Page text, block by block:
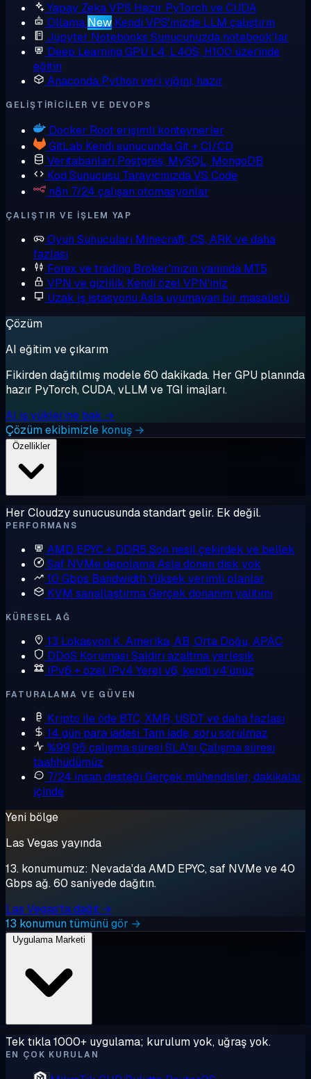
Yapay Zeka VPS Hazır PyTorch ve CUDA
Ollama New Kendi VPS'inizde LLM çalıştırın
Jupyter Notebooks Sunucunuzda notebook'lar
Deep Learning GPU L4, L40S, H100 üzerinde
eğitin
Anaconda Python veri yığını, hazır
GELIŞTIRICILER VE DEVOPS
Docker Root erişimli konteynerler
GitLab Kendi sunucunda Git + CI/CD
Veritabanları Postgres, MySQL, MongoDB
Kod Sunucusu Tarayıcınızda VS Code
n8n 7/24 çalışan otomasyonlar
ÇALIŞTIR VE IŞLEM YAP
Oyun Sunucuları Minecraft, CS, ARK ve daha
fazlası
Forex ve trading Broker'ınızın yanında MT5
VPN ve gizlilik Kendi özel VPN'iniz
Uzak iş istasyonu Asla uyumayan bir masaüstü
Çözüm
AI eğitim ve çıkarım
Fikirden dağıtılmış modele 60 dakikada. Her GPU planında
hazır PyTorch, CUDA, vLLM ve TGI imajları.
AI iş yüklerine bak →
Çözüm ekibimizle konuş →
Özellikler
Her Cloudzy sunucusunda standart gelir. Ek değil.
PERFORMANS
AMD EPYC + DDR5 Son nesil çekirdek ve bellek
Saf NVMe depolamaAsla dönen disk yok
10 Gbps Bandwidth Yüksek verimli planlar
KVM sanallaştırmaGerçek donanım yalıtımı
KÜRESEL AĞ
13 Lokasyon K. Amerika, AB, Orta Doğu, APAC
DDoS Koruması Saldırı azaltma yerleşik
IPv6 + özel IPv4 Yerel v6, kendi v4'ünüz
FATURALAMA VE GÜVEN
Kripto ile öde BTC, XMR, USDT ve daha fazlası
14 gün para iadesi Tam iade, soru sorulmaz
%99,95 çalışma süresi SLA'sı Çalışma süresi
taahhüdümüz
7/24 insan desteği Gerçek mühendisler, dakikalar
içinde
Yeni bölge
Las Vegas yayında
13. konumumuz: Nevada'da AMD EPYC, saf NVMe ve 40
Gbps ağ. 60 saniyede dağıtın.
Las Vegas'ta dağıt →
13 konumun tümünü gör →
Tek tıkla 1000+ uygulama; kurulum yok, uğraş yok.
EN ÇOK KURULAN